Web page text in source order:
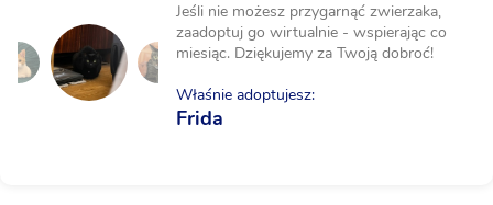
Jeśli nie możesz przygarnąć zwierzaka,
zaadoptuj go wirtualnie - wspierając co
miesiąc. Dziękujemy za Twoją dobroć!
Właśnie adoptujesz:
Frida